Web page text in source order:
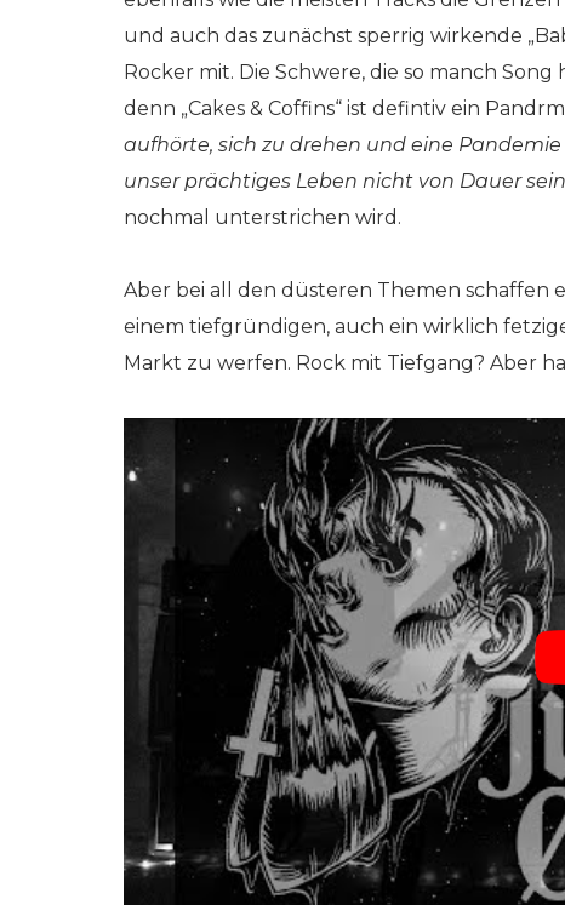
und auch das zunächst sperrig wirkende
Rocker mit. Die Schwere, die so manch
denn „Cakes & Coffins“ ist defintiv ein
aufhörte, sich zu drehen und eine
unser prächtiges Leben nicht von Dauer
nochmal unterstrichen wird.
Aber bei all den düsteren Themen schaffen
einem tiefgründigen, auch ein wirklich
Markt zu werfen. Rock mit Tiefgang? Aber